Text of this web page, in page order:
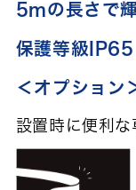
5mの長さで
保護等級IP65
＜オプション
設置時に便利